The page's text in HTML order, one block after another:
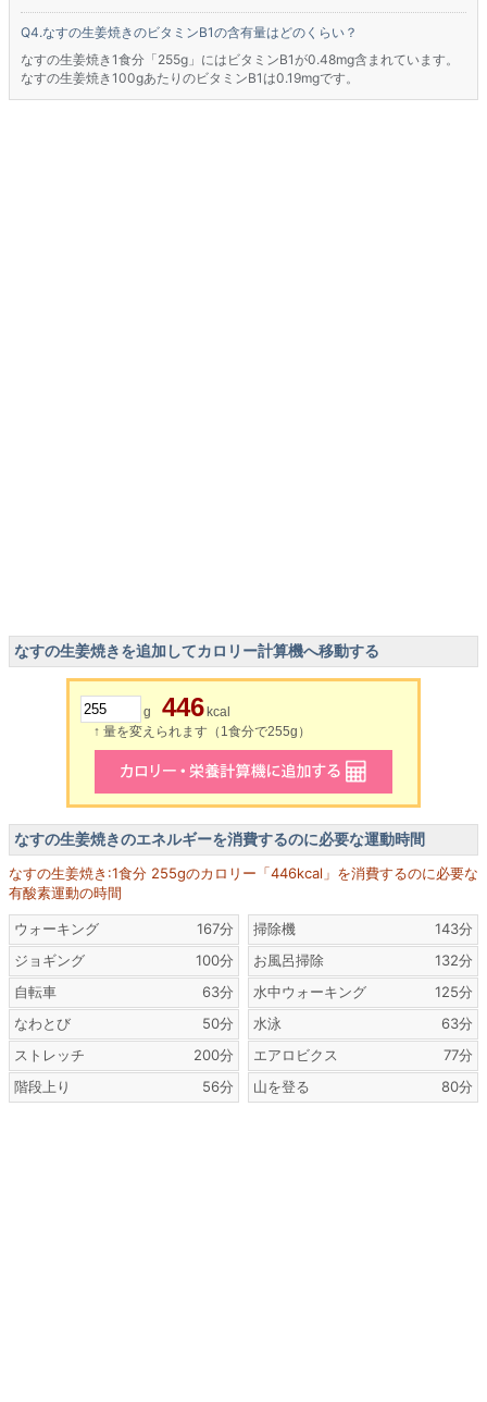
なすの生姜焼きのビタミンB1の含有量はどのくらい？
なすの生姜焼き1食分「255g」にはビタミンB1が0.48mg含まれています。
なすの生姜焼き100gあたりのビタミンB1は0.19mgです。
なすの生姜焼きを追加してカロリー計算機へ移動する
g 446 kcal
↑ 量を変えられます（1食分で255g）
なすの生姜焼きのエネルギーを消費するのに必要な運動時間
なすの生姜焼き:1食分 255gのカロリー「446kcal」を消費するのに必要な
有酸素運動の時間
ウォーキング
167分
ジョギング
100分
自転車
63分
なわとび
50分
ストレッチ
200分
階段上り
56分
掃除機
143分
お風呂掃除
132分
水中ウォーキング
125分
水泳
63分
エアロビクス
77分
山を登る
80分